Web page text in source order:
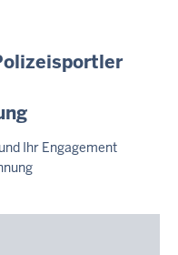
Ihr Engagement